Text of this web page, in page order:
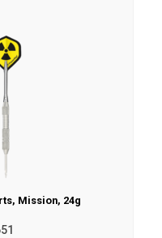
Mission, 24g